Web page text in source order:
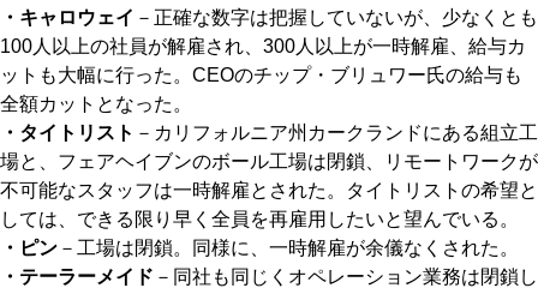
・キャロウェイ －正確な数字は把握していないが、少なくとも
100人以上の社員が解雇され、300人以上が一時解雇、給与カ
ットも大幅に行った。CEOのチップ・ブリュワー氏の給与も
全額カットとなった。
・タイトリスト －カリフォルニア州カークランドにある組立工
場と、フェアヘイブンのボール工場は閉鎖、リモートワークが
不可能なスタッフは一時解雇とされた。タイトリストの希望と
しては、できる限り早く全員を再雇用したいと望んでいる。
・ピン －工場は閉鎖。同様に、一時解雇が余儀なくされた。
・テーラーメイド －同社も同じくオペレーション業務は閉鎖し